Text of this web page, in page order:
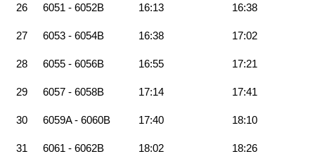
26 6051 - 6052B 16:13 16:38
27 6053 - 6054B 16:38 17:02
28 6055 - 6056B 16:55 17:21
29 6057 - 6058B 17:14 17:41
30 6059A - 6060B 17:40 18:10
31 6061 - 6062B 18:02 18:26